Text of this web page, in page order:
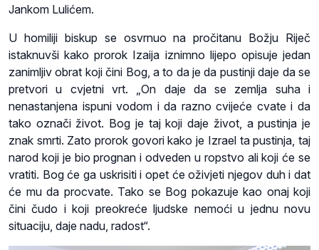
Jankom Lulićem.
U homiliji biskup se osvrnuo na pročitanu Božju Riječ
istaknuvši kako prorok Izaija iznimno lijepo opisuje jedan
zanimljiv obrat koji čini Bog, a to da je da pustinji daje da se
pretvori u cvjetni vrt. „On daje da se zemlja suha i
nenastanjena ispuni vodom i da razno cvijeće cvate i da
tako označi život. Bog je taj koji daje život, a pustinja je
znak smrti. Zato prorok govori kako je Izrael ta pustinja, taj
narod koji je bio prognan i odveden u ropstvo ali koji će se
vratiti. Bog će ga uskrisiti i opet će oživjeti njegov duh i dat
će mu da procvate. Tako se Bog pokazuje kao onaj koji
čini čudo i koji preokreće ljudske nemoći u jednu novu
situaciju, daje nadu, radost“.